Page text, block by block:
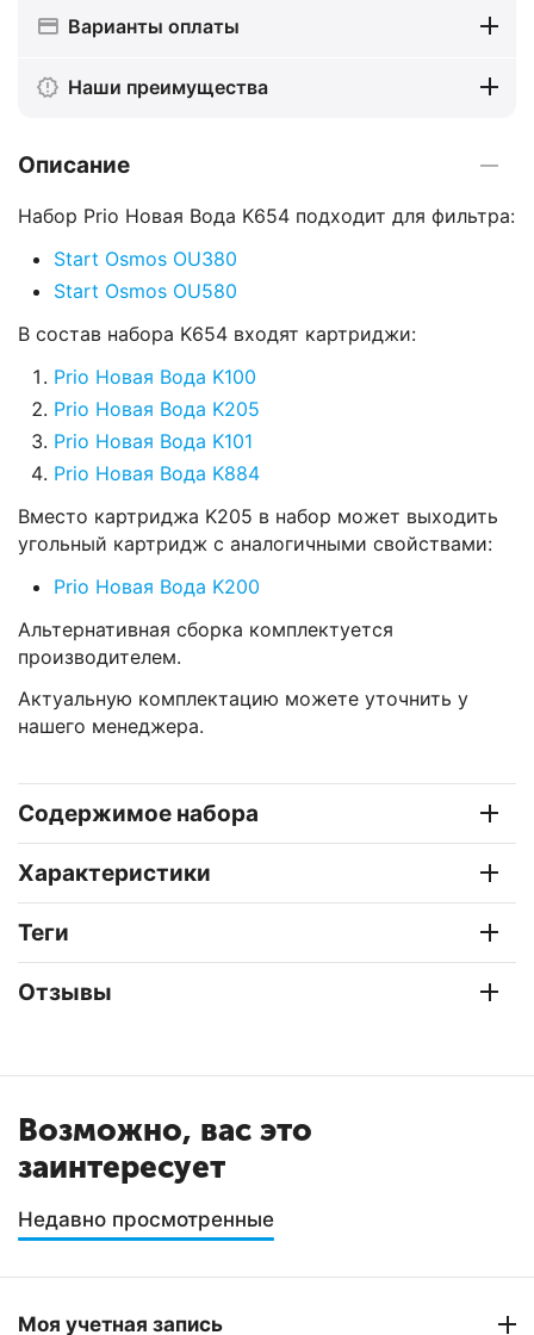
Варианты оплаты
Наши преимущества
Описание
Набор Prio Новая Вода K654 подходит для фильтра:
Start Osmos OU380
Start Osmos OU580
В состав набора K654 входят картриджи:
Prio Новая Вода K100
Prio Новая Вода K205
Prio Новая Вода K101
Prio Новая Вода K884
Вместо картриджа K205 в набор может выходить
угольный картридж с аналогичными свойствами:
Prio Новая Вода K200
Альтернативная сборка комплектуется
производителем.
Актуальную комплектацию можете уточнить у
нашего менеджера.
Содержимое набора
Характеристики
Теги
Отзывы
Возможно, вас это
заинтересует
Недавно просмотренные
Моя учетная запись